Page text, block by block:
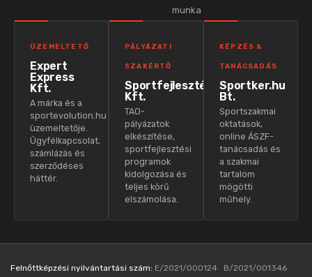
munka
ÜZEMELTETŐ
Expert
Express
Kft.
A márka és a
sportevolution.hu
üzemeltetője.
Ügyfélkapcsolat,
számlázás és
szerződéses
háttér.
PÁLYÁZATI
SZAKÉRTŐ
Sportfejlesztés
Kft.
TAO-
pályázatok
elkészítése,
sportfejlesztési
programok
kidolgozása és
teljes körű
elszámolása.
KÉPZÉS &
TANÁCSADÁS
Sportker.hu
Bt.
Sportszakmai
oktatások,
online ÁSZF-
tanácsadás és
a szakmai
tartalom
mögötti
műhely.
Felnőttképzési nyilvántartási szám: E/2021/000124 B/2021/001346